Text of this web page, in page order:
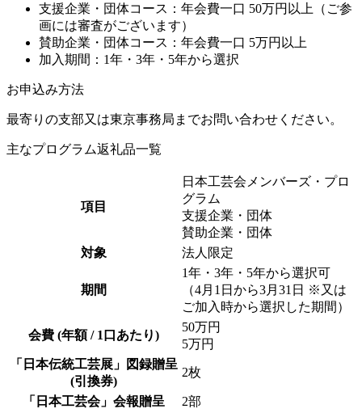
支援企業・団体コース：年会費一口 50万円以上（ご参
画には審査がございます）
賛助企業・団体コース：年会費一口 5万円以上
加入期間：1年・3年・5年から選択
お申込み方法
最寄りの支部又は東京事務局までお問い合わせください。
主なプログラム返礼品一覧
項目
日本工芸会メンバーズ・プロ
グラム
支援企業・団体
賛助企業・団体
対象
法人限定
期間
1年・3年・5年から選択可
（4月1日から3月31日 ※又は
ご加入時から選択した期間）
会費 (年額 / 1口あたり)
50万円
5万円
「日本伝統工芸展」図録贈呈
(引換券)
2枚
「日本工芸会」会報贈呈
2部